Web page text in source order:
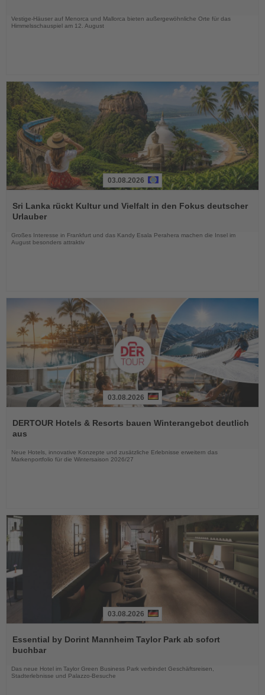
Vestige-Häuser auf Menorca und Mallorca bieten außergewöhnliche Orte für das
Himmelsschauspiel am 12. August
Sie
die
03.08.2026
Sri Lanka rückt Kultur und Vielfalt in den Fokus deutscher
Urlauber
Großes Interesse in Frankfurt und das Kandy Esala Perahera machen die Insel im
August besonders attraktiv
Sie
die
03.08.2026
DERTOUR Hotels & Resorts bauen Winterangebot deutlich
aus
Neue Hotels, innovative Konzepte und zusätzliche Erlebnisse erweitern das
Markenportfolio für die Wintersaison 2026/27
Sie
die
03.08.2026
Essential by Dorint Mannheim Taylor Park ab sofort
buchbar
Das neue Hotel im Taylor Green Business Park verbindet Geschäftsreisen,
Stadterlebnisse und Palazzo-Besuche